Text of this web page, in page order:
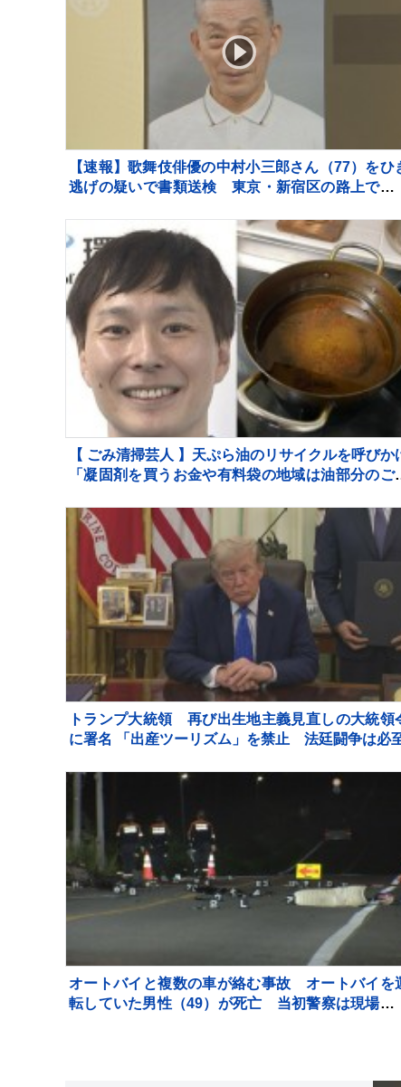
【速報】歌舞伎俳優の中村小三郎さん（77）をひ
逃げの疑いで書類送検 東京・新宿区の路上で歩行
逃走か 警視庁
【 ごみ清掃芸人 】天ぷら油のリサイクルを呼びか
「凝固剤を買うお金や有料袋の地域は油部分のご
ンズ滝沢】
トランプ大統領 再び出生地主義見直しの大統領
に署名 「出産ツーリズム」を禁止 法廷闘争は必
オートバイと複数の車が絡む事故 オートバイを
転していた男性（49）が死亡 当初警察は現場から